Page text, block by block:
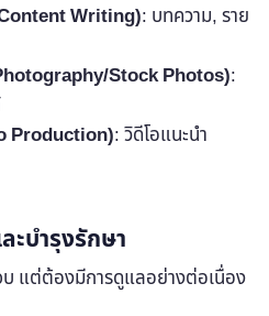
Writing): บทความ, ราย
Stock Photos):
Production): วิดีโอแนะนำ
ะบำรุงรักษา
บ แต่ต้องมีการดูแลอย่างต่อเนื่อง